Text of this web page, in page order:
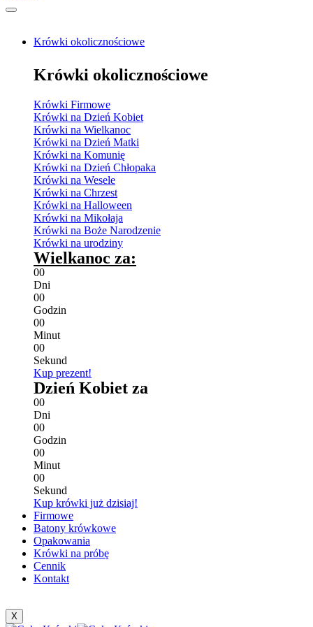
Krówki okolicznościowe
Krówki okolicznościowe
Krówki Firmowe
Krówki na Dzień Kobiet
Krówki na Wielkanoc
Krówki na Dzień Matki
Krówki na Komunię
Krówki na Dzień Chłopaka
Krówki na Wesele
Krówki na Chrzest
Krówki na Halloween
Krówki na Mikołaja
Krówki na Boże Narodzenie
Krówki na urodziny
Wielkanoc za:
00
Dni
00
Godzin
00
Minut
00
Sekund
Kup prezent!
Dzień Kobiet za
00
Dni
00
Godzin
00
Minut
00
Sekund
Kup krówki już dzisiaj!
Firmowe
Batony krówkowe
Opakowania
Krówki na próbę
Cennik
Kontakt
X